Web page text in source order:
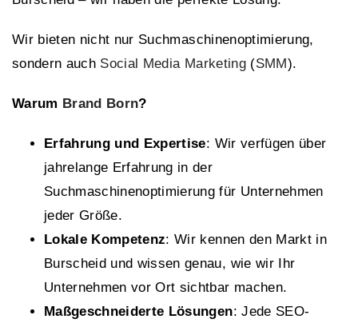
Wir bieten nicht nur Suchmaschinenoptimierung,
sondern auch Social Media Marketing(SMM).
Warum Brand Born?
Erfahrung und Expertise: Wir verfügen über
jahrelange Erfahrung in der
Suchmaschinenoptimierung für Unternehmen
jeder Größe.
Lokale Kompetenz: Wir kennen den Markt in
Burscheid und wissen genau, wie wir Ihr
Unternehmen vor Ort sichtbar machen.
Maßgeschneiderte Lösungen: Jede SEO-